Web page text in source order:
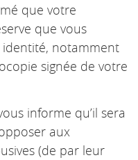
que votre
que vous
notamment
signée de votre
informe qu’il sera
aux
(de par leur